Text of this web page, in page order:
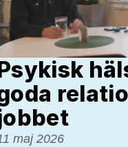
maj 2026